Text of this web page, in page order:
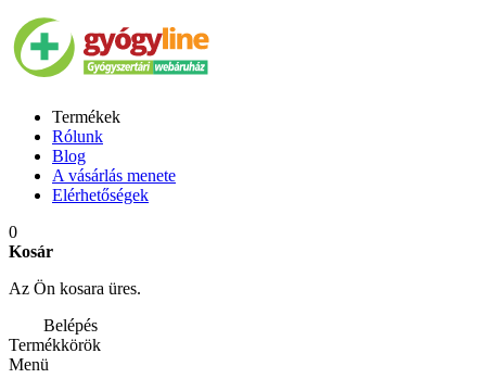
Termékek
Rólunk
Blog
A vásárlás menete
Elérhetőségek
0
Kosár
Az Ön kosara üres.
Belépés
Termékkörök
Menü